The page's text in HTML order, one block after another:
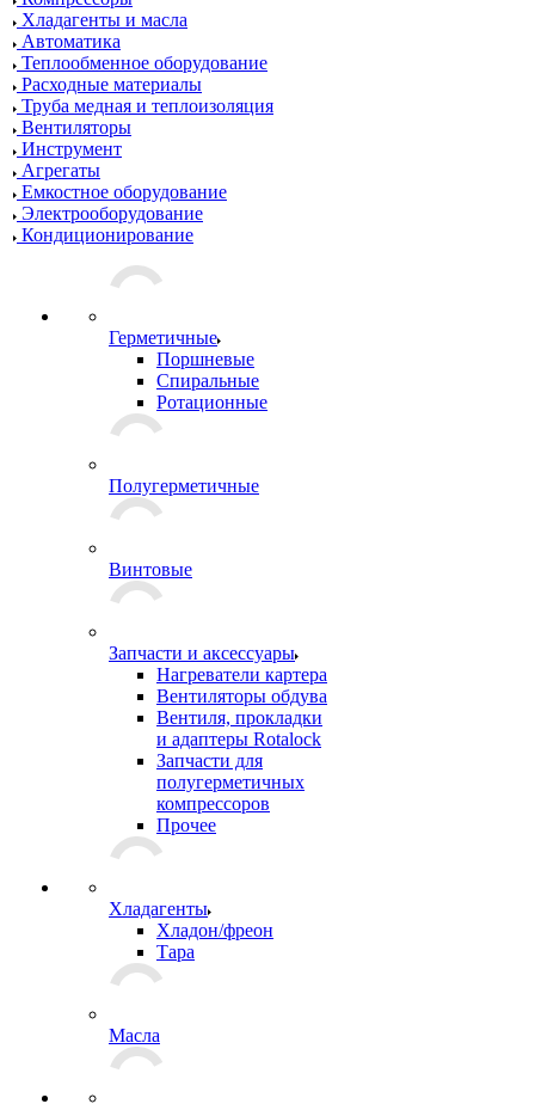
Хладагенты и масла
Автоматика
Теплообменное оборудование
Расходные материалы
Труба медная и теплоизоляция
Вентиляторы
Инструмент
Агрегаты
Емкостное оборудование
Электрооборудование
Кондиционирование
Герметичные
Поршневые
Спиральные
Ротационные
Полугерметичные
Винтовые
Запчасти и аксессуары
Нагреватели картера
Вентиляторы обдува
Вентиля, прокладки
и адаптеры Rotalock
Запчасти для
полугерметичных
компрессоров
Прочее
Хладагенты
Хладон/фреон
Тара
Масла